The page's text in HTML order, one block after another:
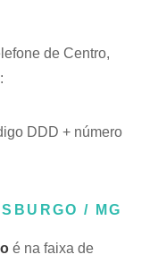
de Centro,
DDD + número
/ MG
é na faixa de